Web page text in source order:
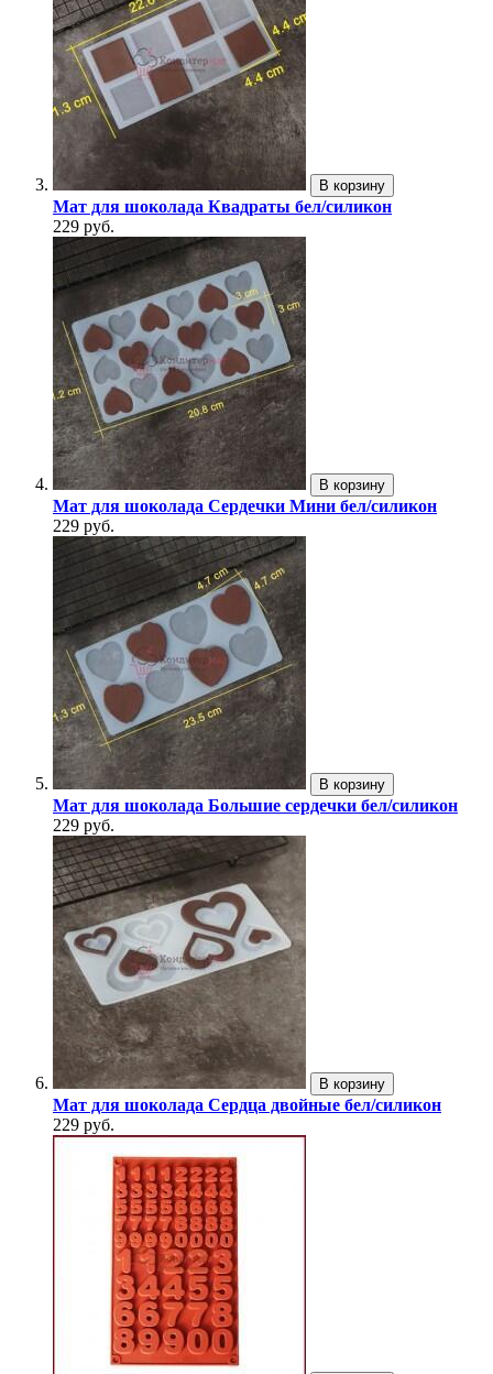
В корзину
Мат для шоколада Квадраты бел/силикон
229 руб.
В корзину
Мат для шоколада Сердечки Мини бел/силикон
229 руб.
В корзину
Мат для шоколада Большие сердечки бел/силикон
229 руб.
В корзину
Мат для шоколада Сердца двойные бел/силикон
229 руб.